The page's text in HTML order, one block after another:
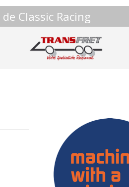
de Classic Racing